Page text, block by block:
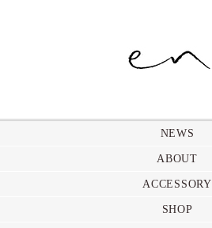
NEWS
ABOUT
ACCESSORY
SHOP